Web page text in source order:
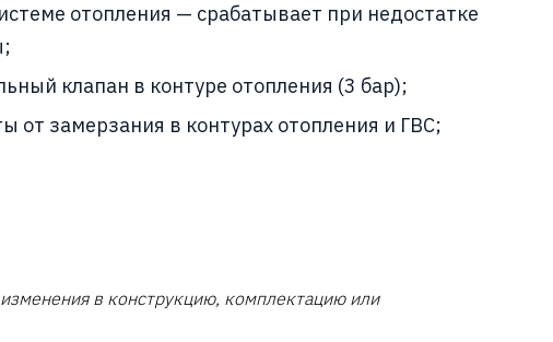
отопления — срабатывает при недостатке
клапан в контуре отопления (3 бар);
от замерзания в контурах отопления и ГВС;
в конструкцию, комплектацию или